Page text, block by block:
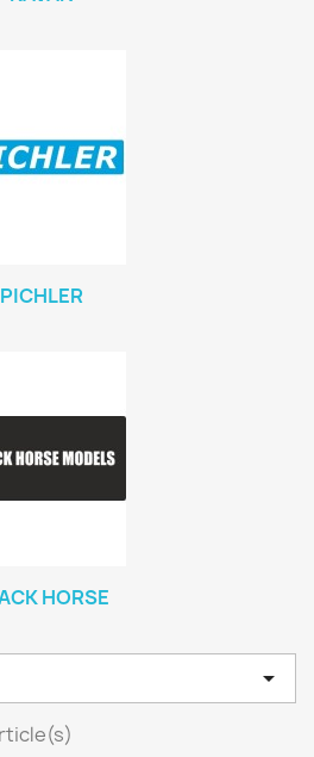
PICHLER
HORSE
